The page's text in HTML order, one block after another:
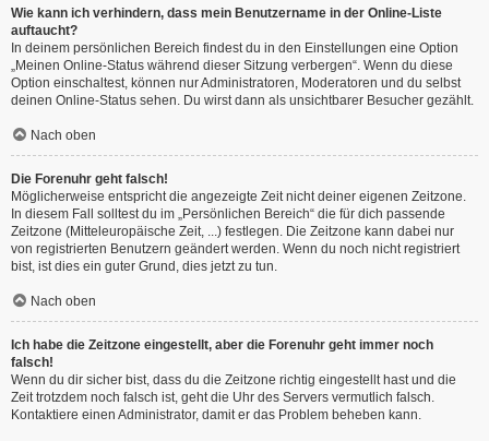
Wie kann ich verhindern, dass mein Benutzername in der Online-Liste
auftaucht?
In deinem persönlichen Bereich findest du in den Einstellungen eine Option
„Meinen Online-Status während dieser Sitzung verbergen“. Wenn du diese
Option einschaltest, können nur Administratoren, Moderatoren und du selbst
deinen Online-Status sehen. Du wirst dann als unsichtbarer Besucher gezählt.
Nach oben
Die Forenuhr geht falsch!
Möglicherweise entspricht die angezeigte Zeit nicht deiner eigenen Zeitzone.
In diesem Fall solltest du im „Persönlichen Bereich“ die für dich passende
Zeitzone (Mitteleuropäische Zeit, ...) festlegen. Die Zeitzone kann dabei nur
von registrierten Benutzern geändert werden. Wenn du noch nicht registriert
bist, ist dies ein guter Grund, dies jetzt zu tun.
Nach oben
Ich habe die Zeitzone eingestellt, aber die Forenuhr geht immer noch
falsch!
Wenn du dir sicher bist, dass du die Zeitzone richtig eingestellt hast und die
Zeit trotzdem noch falsch ist, geht die Uhr des Servers vermutlich falsch.
Kontaktiere einen Administrator, damit er das Problem beheben kann.